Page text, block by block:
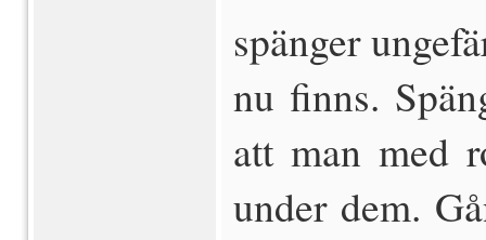
spänger
nu finns.
att man med
under dem.